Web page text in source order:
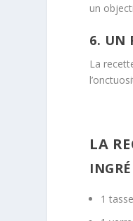
un
6. UN
La
LA
1